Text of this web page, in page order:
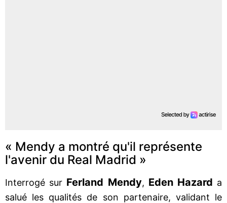
« Mendy a montré qu'il représente
l'avenir du Real Madrid »
Interrogé sur Ferland Mendy, Eden Hazard a
salué les qualités de son partenaire, validant le